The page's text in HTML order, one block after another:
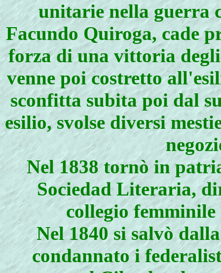
unitarie nella guerra
Facundo Quiroga, cade
forza di una vittoria
venne poi costretto
sconfitta subita poi dal
esilio, svolse diversi
Nel 1838 tornò in
Sociedad Literaria,
collegio
Nel 1840 si salvò
condannato i